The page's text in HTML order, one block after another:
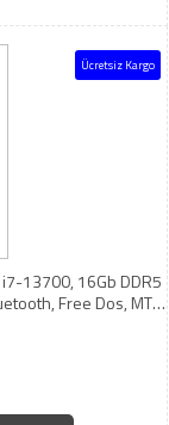
Ücretsiz Kargo
13700, 16Gb DDR5
Free Dos, MT